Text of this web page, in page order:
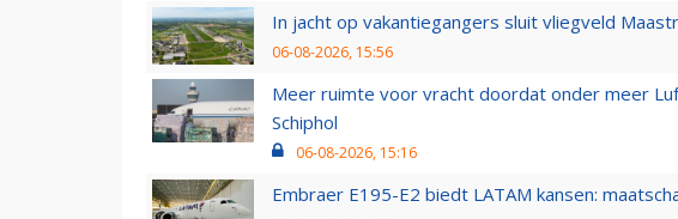
In jacht op vakantiegangers sluit vliegveld
06-08-2026, 15:56
Meer ruimte voor vracht doordat onder meer
Schiphol
06-08-2026, 15:16
Embraer E195-E2 biedt LATAM kansen: